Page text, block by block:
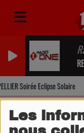
Les
Soirée Eclipse Solaire